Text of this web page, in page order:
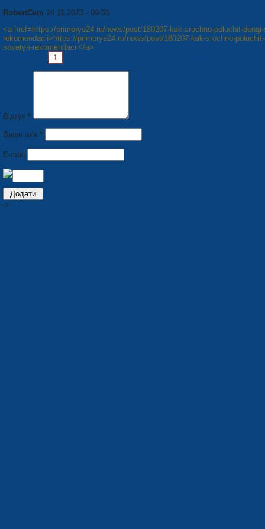
RobertCem 24.11.2023 - 09:55
<a href=https://primorye24.ru/news/post/180207-kak-srochno-poluchit-
rekomendacii>https://primorye24.ru/news/post/180207-kak-srochno-
sovety-i-rekomendacii</a>
1
Відгук *
Ваше ім'я *
E-mail
-->